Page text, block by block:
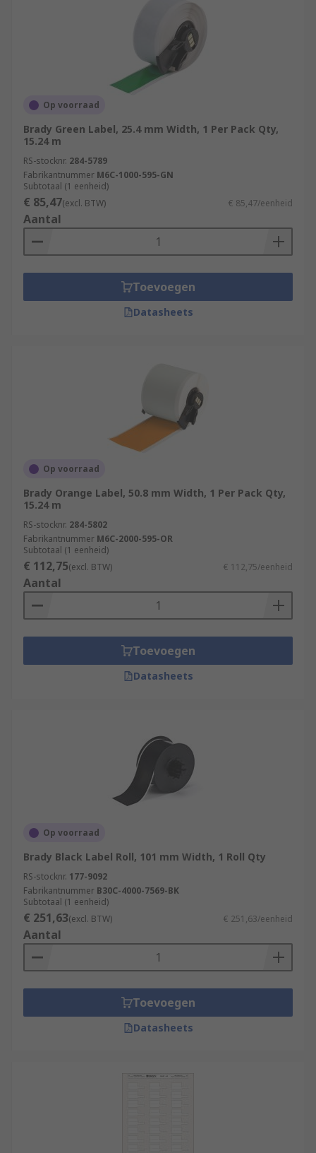
Op voorraad
Brady Green Label, 25.4 mm Width, 1 Per Pack Qty,
15.24 m
RS-stocknr. 284-5789
Fabrikantnummer M6C-1000-595-GN
Subtotaal (1 eenheid)
€ 85,47(excl. BTW) € 85,47/eenheid
Aantal
Toevoegen
Datasheets
Op voorraad
Brady Orange Label, 50.8 mm Width, 1 Per Pack Qty,
15.24 m
RS-stocknr. 284-5802
Fabrikantnummer M6C-2000-595-OR
Subtotaal (1 eenheid)
€ 112,75(excl. BTW) € 112,75/eenheid
Aantal
Toevoegen
Datasheets
Op voorraad
Brady Black Label Roll, 101 mm Width, 1 Roll Qty
RS-stocknr. 177-9092
Fabrikantnummer B30C-4000-7569-BK
Subtotaal (1 eenheid)
€ 251,63(excl. BTW) € 251,63/eenheid
Aantal
Toevoegen
Datasheets